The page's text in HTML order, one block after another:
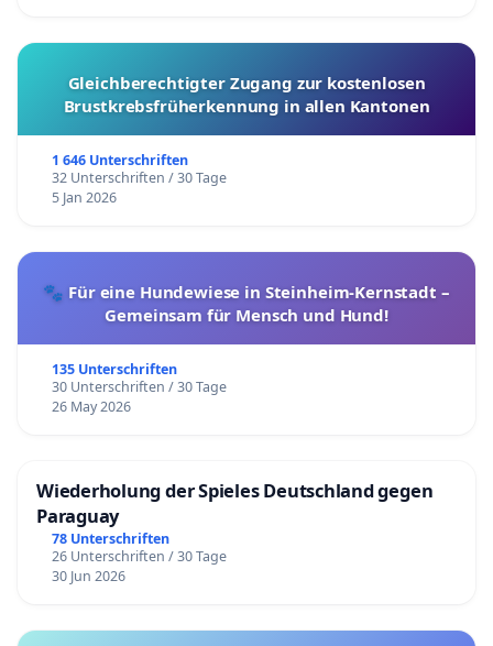
Gleichberechtigter Zugang zur kostenlosen
Brustkrebsfrüherkennung in allen Kantonen
1 646 Unterschriften
32 Unterschriften / 30 Tage
5 Jan 2026
🐾 Für eine Hundewiese in Steinheim-Kernstadt –
Gemeinsam für Mensch und Hund!
135 Unterschriften
30 Unterschriften / 30 Tage
26 May 2026
Wiederholung der Spieles Deutschland gegen
Paraguay
78 Unterschriften
26 Unterschriften / 30 Tage
30 Jun 2026